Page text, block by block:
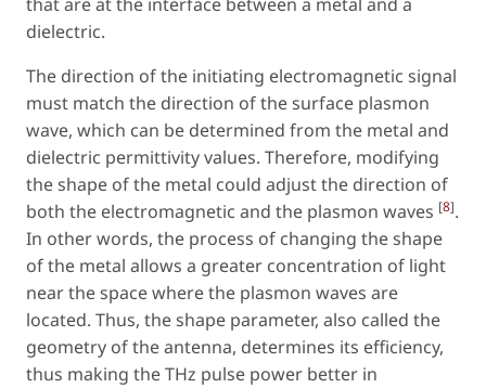
dielectric.
The direction of the initiating electromagnetic signal
must match the direction of the surface plasmon
wave, which can be determined from the metal and
dielectric permittivity values. Therefore, modifying
the shape of the metal could adjust the direction of
both the electromagnetic and the plasmon waves [8].
In other words, the process of changing the shape
of the metal allows a greater concentration of light
near the space where the plasmon waves are
located. Thus, the shape parameter, also called the
geometry of the antenna, determines its efficiency,
thus making the THz pulse power better in